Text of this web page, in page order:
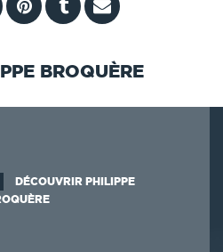
BROQUÈRE
DÉCOUVRIR PHILIPPE